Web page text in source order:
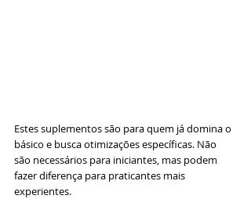
Estes suplementos são para quem já domina o
básico e busca otimizações específicas. Não
são necessários para iniciantes, mas podem
fazer diferença para praticantes mais
experientes.